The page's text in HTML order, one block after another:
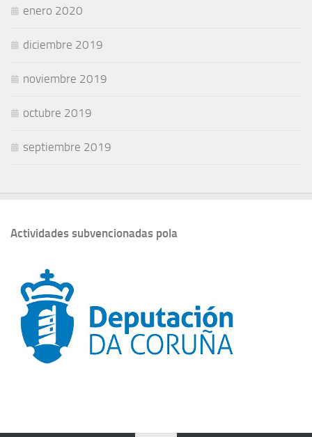
enero 2020
diciembre 2019
noviembre 2019
octubre 2019
septiembre 2019
Actividades subvencionadas pola